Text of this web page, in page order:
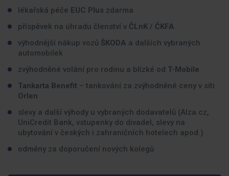
lékařská péče EUC Plus zdarma
příspěvek na úhradu členství v ČLnK / ČKFA
výhodnější nákup vozů ŠKODA a dalších vybraných
automobilek
zvýhodněné volání pro rodinu a blízké od T-Mobile
Tankarta Benefit – tankování za zvýhodněné ceny v síti
Orlen
slevy a další výhody u vybraných dodavatelů (Alza.cz,
UniCredit Bank, vstupenky do divadel, slevy na
ubytování v českých i zahraničních hotelech apod.)
odměny za doporučení nových kolegů